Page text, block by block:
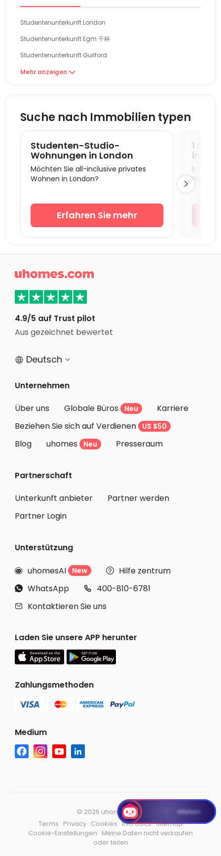
Studentenunterkunft London
Studentenunterkunft Egm 干杯
Studentenunterkunft Guilford
Studentenunterkunft Reading
Studentenunterkunft Oxford
Studentenunterkunft Colchester
Studentenunterkunft Canterbury
Studentenunterkunft Portsmouth
Studentenunterkunft Coventry
Studentenunterkunft Bournemouth
Studentenunterkunft Leicester
Studentenunterkunft Birmingham
Studentenunterkunft Bristol
Studentenunterkunft Nottingham
Mehr anzeigen 
Suche nach Immobilien typen
Studenten-Studio-
Wohnungen in London
Möchten Sie all-inclusive privates
Wohnen in London?
Erfahren Sie mehr
1
in


4.9/5 auf Trust pilot
Aus gezeichnet bewertet
 Deutsch 
Unternehmen
Über uns
Globale Büros Neu
Karriere
Beziehen Sie sich auf Verdienen
US $50
Blog uhomes Neu Presseraum
Partnerschaft
Unterkunft anbieter
Partner werden
Partner Login
Unterstützung
 uhomesAI New  Hilfe zentrum
 WhatsApp  400-810-6781
 Kontaktieren Sie uns
Laden Sie unsere APP herunter
Zahlungsmethoden
Medium
Terms · Privacy· Cookies ·Info Docs·Sitemap
Cookie-Einstellungen · Meine Daten nicht verkaufen
oder teilen
© 2026 uhomes.com